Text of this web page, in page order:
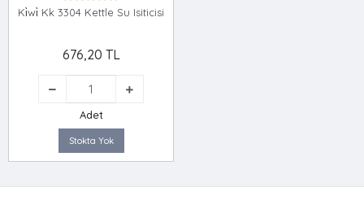
Ki̇wi̇ Kk 3304 Kettle Su Isiticisi
676,20 TL
Adet
Stokta Yok